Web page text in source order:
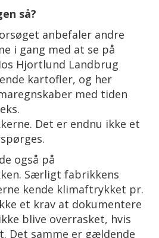
så?
anbefaler andre
i gang med at se på
Hjortlund Landbrug
kartofler, og her
med tiden
Det er endnu ikke et
også på
Særligt fabrikkens
kende klimaftrykket pr.
et krav at dokumentere
blive overrasket, hvis
Det samme er gældende